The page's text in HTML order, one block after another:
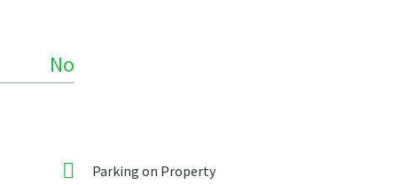
No
Parking on Property